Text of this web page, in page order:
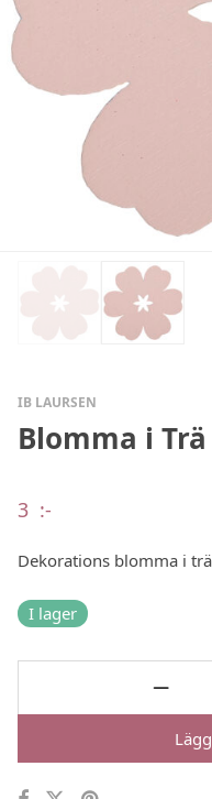
IB LAURSEN
Blomma i Trä
3 :-
Dekorations blomma i
I lager